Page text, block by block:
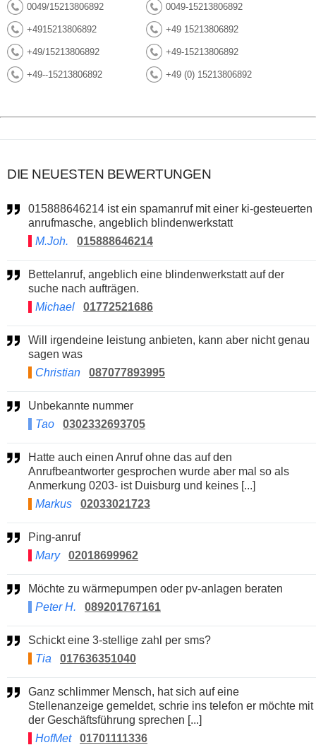
0049/15213806892 0049-15213806892
+4915213806892 +49 15213806892
+49/15213806892 +49-15213806892
+49--15213806892 +49 (0) 15213806892
DIE NEUESTEN BEWERTUNGEN
015888646214 ist ein spamanruf mit einer ki-gesteuerten
anrufmasche, angeblich blindenwerkstatt
M.Joh.
015888646214
Bettelanruf, angeblich eine blindenwerkstatt auf der
suche nach aufträgen.
Michael
01772521686
Will irgendeine leistung anbieten, kann aber nicht genau
sagen was
Christian
087077893995
Unbekannte nummer
Tao
0302332693705
Hatte auch einen Anruf ohne das auf den
Anrufbeantworter gesprochen wurde aber mal so als
Anmerkung 0203- ist Duisburg und keines [...]
Markus
02033021723
Ping-anruf
Mary
02018699962
Möchte zu wärmepumpen oder pv-anlagen beraten
Peter H.
089201767161
Schickt eine 3-stellige zahl per sms?
Tia
017636351040
Ganz schlimmer Mensch, hat sich auf eine
Stellenanzeige gemeldet, schrie ins telefon er möchte mit
der Geschäftsführung sprechen [...]
HofMet
01701111336